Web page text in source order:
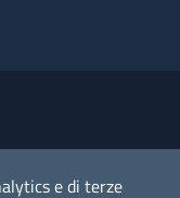
e di terze